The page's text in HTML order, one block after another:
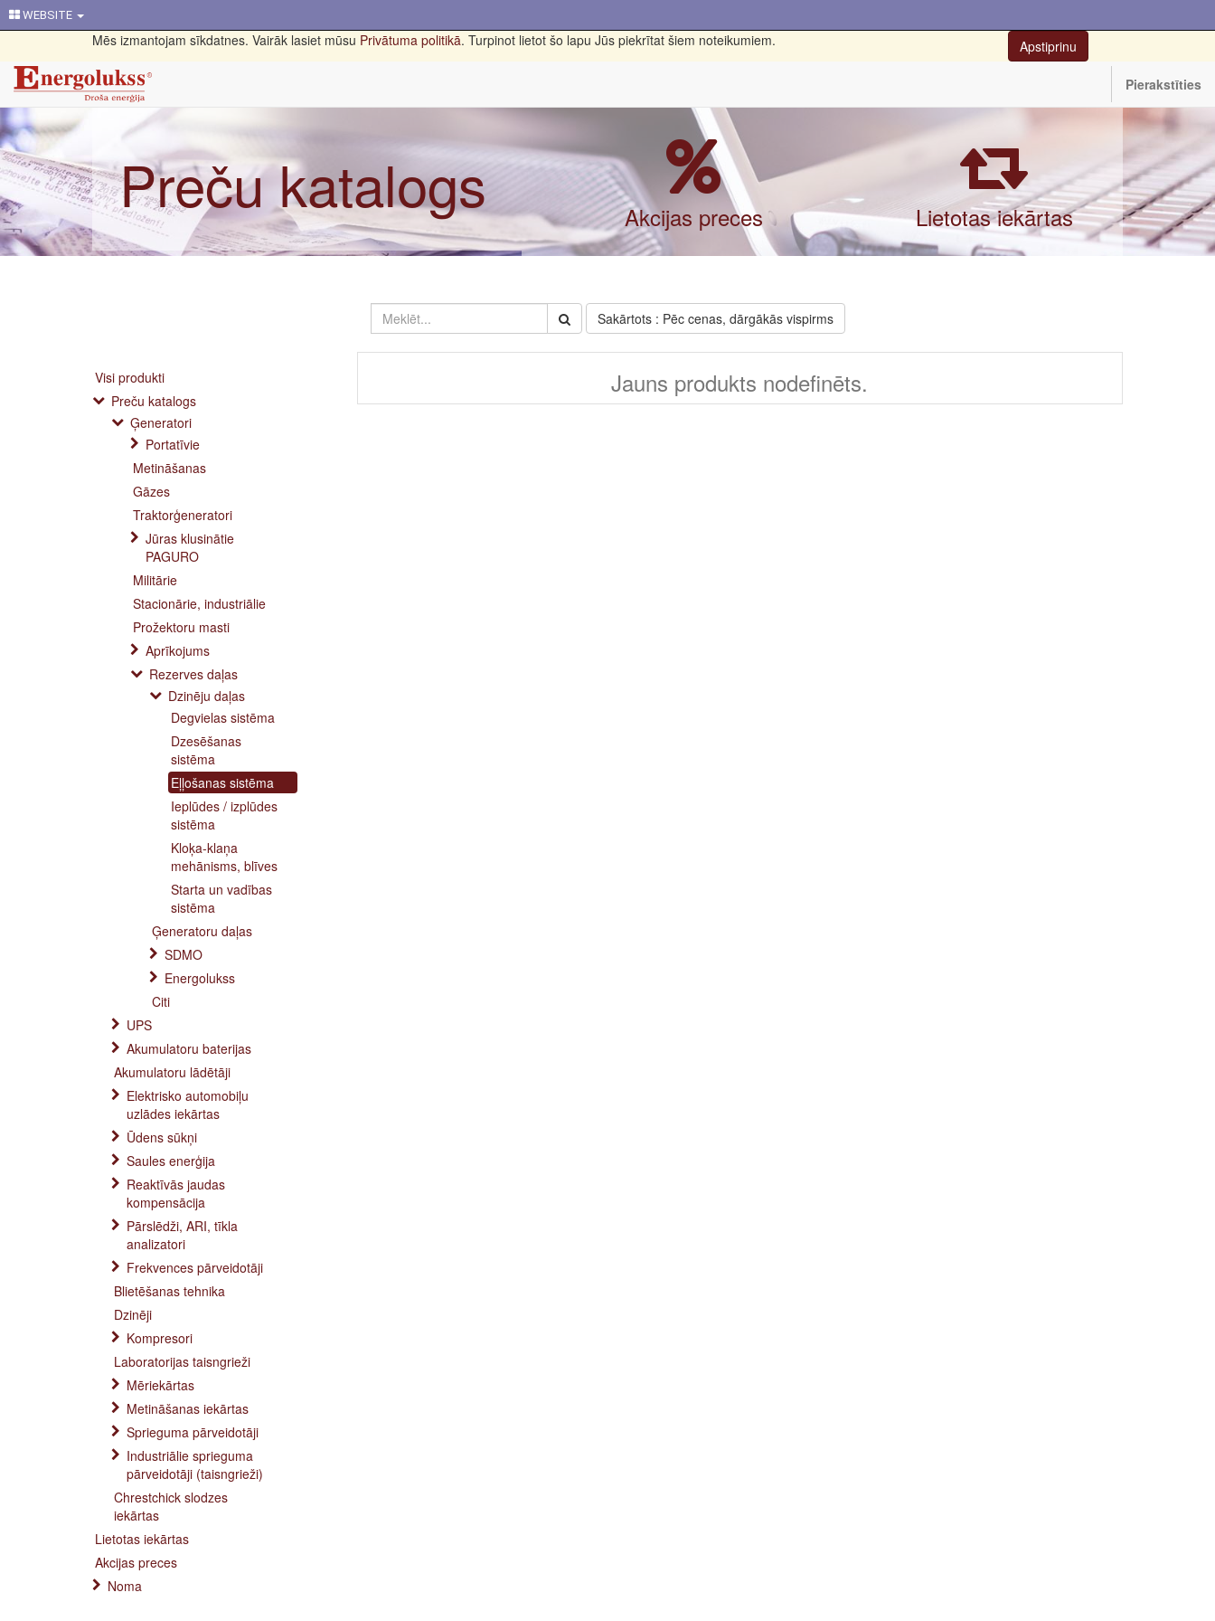
WEBSITE
Mēs izmantojam sīkdatnes. Vairāk lasiet mūsu Privātuma politikā. Turpinot lietot šo lapu Jūs piekrītat šiem noteikumiem. Apstiprinu
Pierakstīties
Preču katalogs Akcijas preces Lietotas iekārtas
Sakārtots : Pēc cenas, dārgākās vispirms
Visi produkti
Preču katalogs
Ģeneratori
Portatīvie
Metināšanas
Gāzes
Traktorģeneratori
Jūras klusinātie
PAGURO
Militārie
Stacionārie, industriālie
Prožektoru masti
Aprīkojums
Rezerves daļas
Dzinēju daļas
Degvielas sistēma
Dzesēšanas
sistēma
Eļļošanas sistēma
Ieplūdes / izplūdes
sistēma
Kloķa-klaņa
mehānisms, blīves
Starta un vadības
sistēma
Ģeneratoru daļas
SDMO
Energolukss
Citi
UPS
Akumulatoru baterijas
Akumulatoru lādētāji
Elektrisko automobiļu
uzlādes iekārtas
Ūdens sūkņi
Saules enerģija
Reaktīvās jaudas
kompensācija
Pārslēdži, ARI, tīkla
analizatori
Frekvences pārveidotāji
Blietēšanas tehnika
Dzinēji
Kompresori
Laboratorijas taisngrieži
Mēriekārtas
Metināšanas iekārtas
Sprieguma pārveidotāji
Industriālie sprieguma
pārveidotāji (taisngrieži)
Chrestchick slodzes
iekārtas
Lietotas iekārtas
Akcijas preces
Noma
Jauns produkts nodefinēts.